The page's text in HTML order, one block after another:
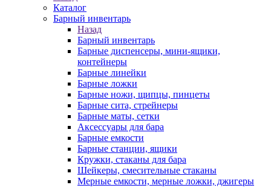
Каталог
Барный инвентарь
Назад
Барный инвентарь
Барные диспенсеры, мини-ящики,
контейнеры
Барные линейки
Барные ложки
Барные ножи, щипцы, пинцеты
Барные сита, стрейнеры
Барные маты, сетки
Аксессуары для бара
Барные емкости
Барные станции, ящики
Кружки, стаканы для бара
Шейкеры, смесительные стаканы
Мерные емкости, мерные ложки, джигеры